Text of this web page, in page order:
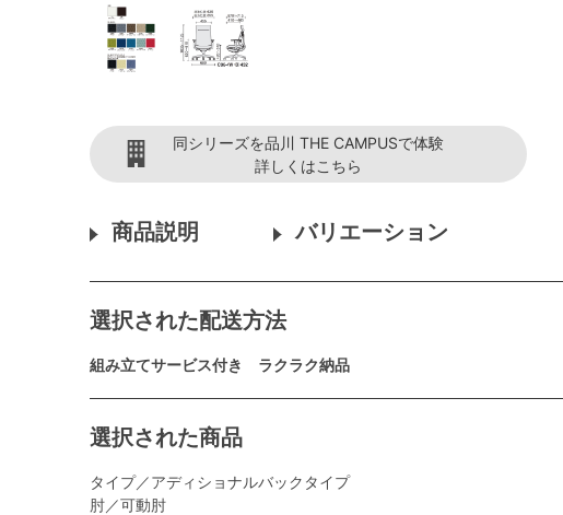
同シリーズを品川 THE CAMPUSで体験
詳しくはこちら
商品説明 バリエーション
選択された配送方法
組み立てサービス付き ラクラク納品
選択された商品
タイプ／アディショナルバックタイプ
肘／可動肘